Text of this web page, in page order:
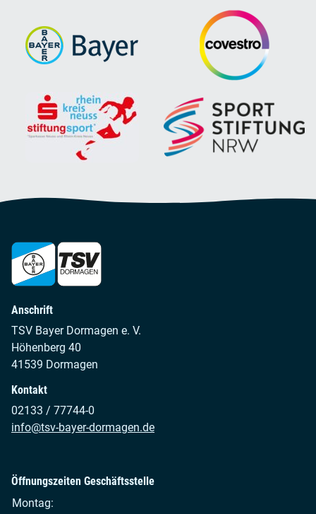
Anschrift
TSV Bayer Dormagen e. V.
Höhenberg 40
41539 Dormagen
Kontakt
02133 / 77744-0
info@tsv-bayer-dormagen.de
Öffnungszeiten Geschäftsstelle
Montag: